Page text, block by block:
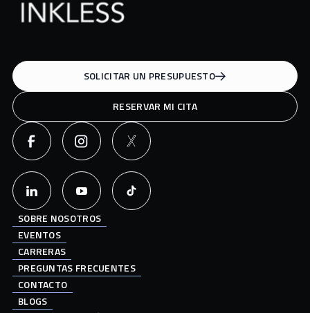
SOBRE NOSOTROS
EVENTOS
CARRERAS
PREGUNTAS FRECUENTES
CONTACTO
BLOGS
SOLICITAR UN PRESUPUESTO
RESERVAR MI CITA